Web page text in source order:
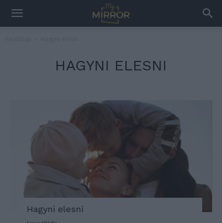
HAGYNI ELESNI
Hagyni elesni